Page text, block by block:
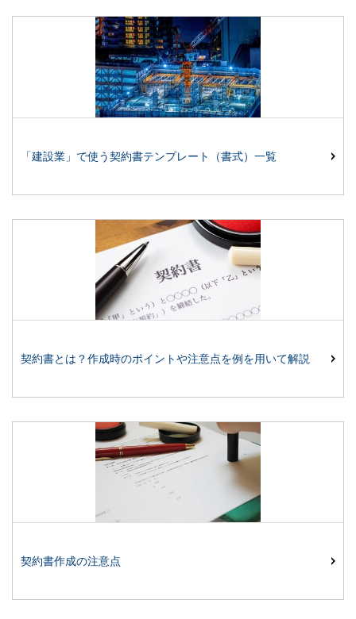
「建設業」で使う契約書テンプレート（書式）一覧
契約書とは？作成時のポイントや注意点を例を用いて解説
契約書作成の注意点